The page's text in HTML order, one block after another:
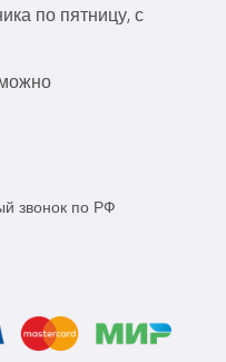
по пятницу, с
звонок по РФ